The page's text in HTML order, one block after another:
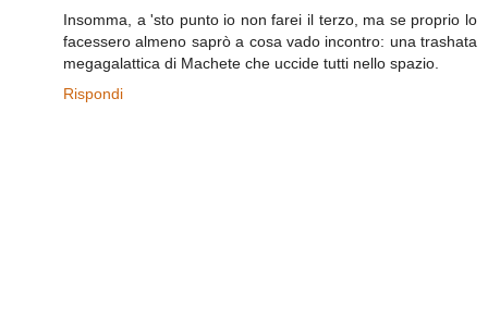
Insomma, a 'sto punto io non farei il terzo, ma se proprio lo
facessero almeno saprò a cosa vado incontro: una trashata
megagalattica di Machete che uccide tutti nello spazio.
Rispondi